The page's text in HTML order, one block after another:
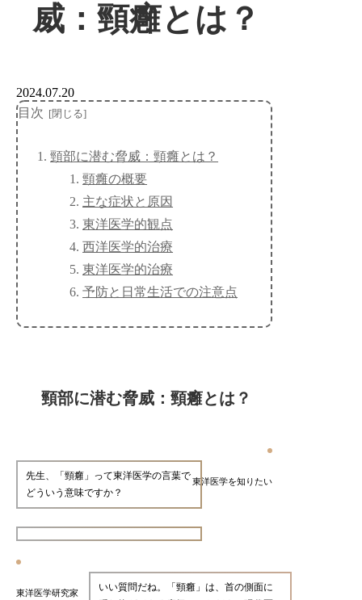
威：頸癰とは？
2024.07.20
目次
頸部に潜む脅威：頸癰とは？
頸癰の概要
主な症状と原因
東洋医学的観点
西洋医学的治療
東洋医学的治療
予防と日常生活での注意点
頸部に潜む脅威：頸癰とは？
東洋医学を知りたい
先生、「頸癰」って東洋医学の言葉で
どういう意味ですか？
東洋医学研究家
いい質問だね。「頸癰」は、首の側面に